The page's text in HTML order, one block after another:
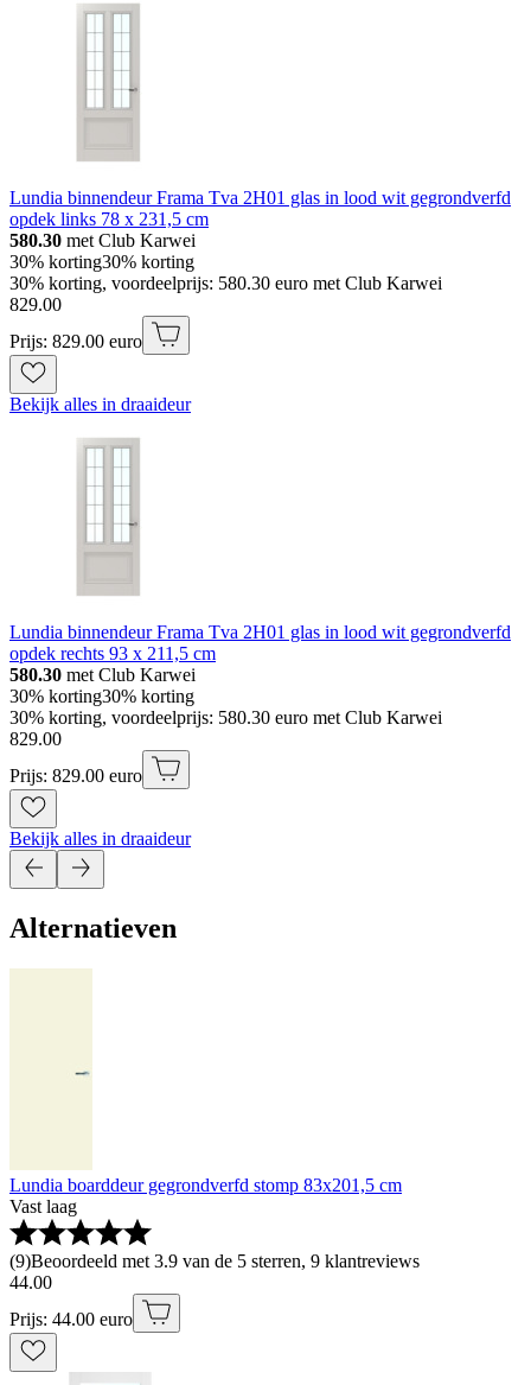
Lundia binnendeur Frama Tva 2H01 glas in lood wit gegrondverfd
opdek links 78 x 231,5 cm
580.30 met Club Karwei
30% korting30% korting
30% korting, voordeelprijs: 580.30 euro met Club Karwei
829.00
Prijs: 829.00 euro
Bekijk alles in draaideur
Lundia binnendeur Frama Tva 2H01 glas in lood wit gegrondverfd
opdek rechts 93 x 211,5 cm
580.30 met Club Karwei
30% korting30% korting
30% korting, voordeelprijs: 580.30 euro met Club Karwei
829.00
Prijs: 829.00 euro
Bekijk alles in draaideur
Alternatieven
Lundia boarddeur gegrondverfd stomp 83x201,5 cm
Vast laag
(9)Beoordeeld met 3.9 van de 5 sterren, 9 klantreviews
44.00
Prijs: 44.00 euro